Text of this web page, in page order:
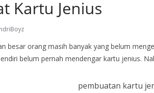
Kartu Jenius
besar orang masih banyak yang belum
belum pernah mendengar kartu jenius.
pembuatan kartu